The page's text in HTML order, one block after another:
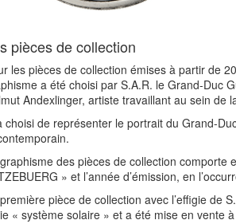
pièces de collection
les pièces de collection émises à partir de
a été choisi par S.A.R. le Grand-Duc
Andexlinger, artiste travaillant au sein de
choisi de représenter le portrait du Grand-
des pièces de collection comporte
» et l’année d’émission, en
pièce de collection avec l’effigie de
« système solaire » et a été mise en vente